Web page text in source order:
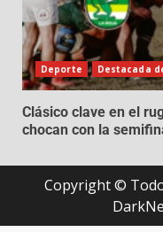
Deporte Destacada
Clásico clave en el
chocan con la
Copyright ©